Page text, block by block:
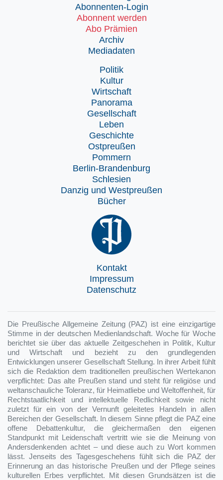
Abonnenten-Login
Abonnent werden
Abo Prämien
Archiv
Mediadaten
Politik
Kultur
Wirtschaft
Panorama
Gesellschaft
Leben
Geschichte
Ostpreußen
Pommern
Berlin-Brandenburg
Schlesien
Danzig und Westpreußen
Bücher
Kontakt
Impressum
Datenschutz
Die Preußische Allgemeine Zeitung (PAZ) ist eine einzigartige
Stimme in der deutschen Medienlandschaft. Woche für Woche
berichtet sie über das aktuelle Zeitgeschehen in Politik, Kultur
und Wirtschaft und bezieht zu den grundlegenden
Entwicklungen unserer Gesellschaft Stellung. In ihrer Arbeit fühlt
sich die Redaktion dem traditionellen preußischen Wertekanon
verpflichtet: Das alte Preußen stand und steht für religiöse und
weltanschauliche Toleranz, für Heimatliebe und Weltoffenheit, für
Rechtstaatlichkeit und intellektuelle Redlichkeit sowie nicht
zuletzt für ein von der Vernunft geleitetes Handeln in allen
Bereichen der Gesellschaft. In diesem Sinne pflegt die PAZ eine
offene Debattenkultur, die gleichermaßen den eigenen
Standpunkt mit Leidenschaft vertritt wie sie die Meinung von
Andersdenkenden achtet – und diese auch zu Wort kommen
lässt. Jenseits des Tagesgeschehens fühlt sich die PAZ der
Erinnerung an das historische Preußen und der Pflege seines
kulturellen Erbes verpflichtet. Mit diesen Grundsätzen ist die